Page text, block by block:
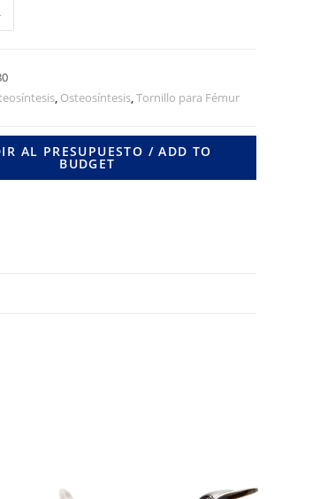
, Osteosíntesis,Tornillo para Fémur
AL PRESUPUESTO / ADD TO
BUDGET